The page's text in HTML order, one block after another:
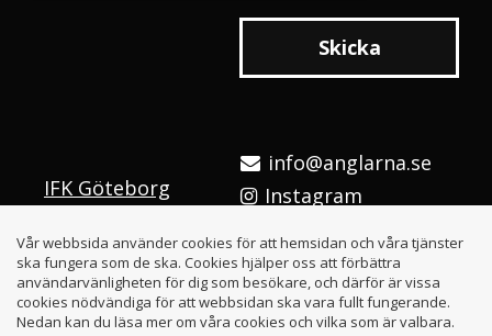
Skicka
IFK Göteborg
Cookies
info@anglarna.se
Instagram
Youtube
Vår webbsida använder cookies för att hemsidan och våra tjänster
ska fungera som de ska. Cookies hjälper oss att förbättra
användarvänligheten för dig som besökare, och därför är vissa
cookies nödvändiga för att webbsidan ska vara fullt fungerande.
Nedan kan du läsa mer om våra cookies och vilka som är valbara.